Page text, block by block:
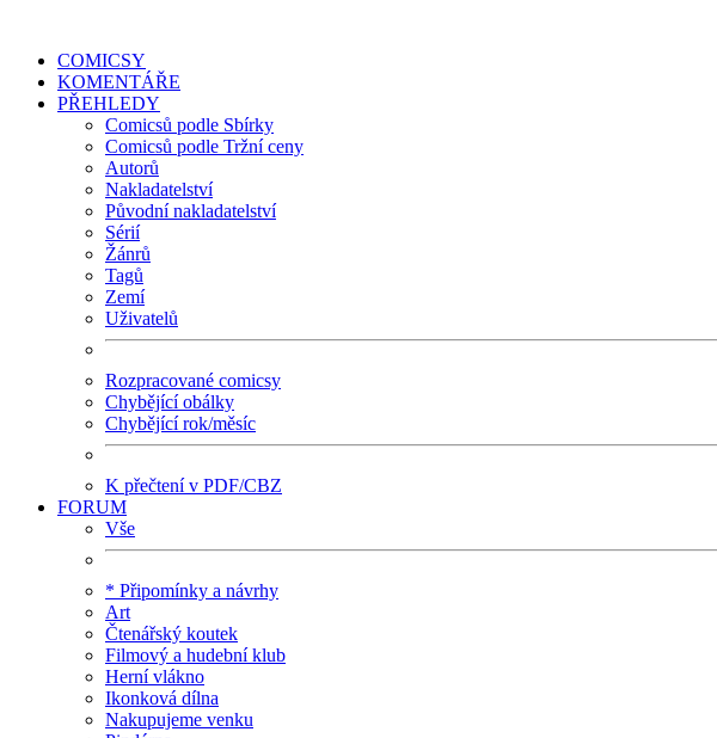
COMICSY
KOMENTÁŘE
PŘEHLEDY
Comicsů podle Sbírky
Comicsů podle Tržní ceny
Autorů
Nakladatelství
Původní nakladatelství
Sérií
Žánrů
Tagů
Zemí
Uživatelů
Rozpracované comicsy
Chybějící obálky
Chybějící rok/měsíc
K přečtení v PDF/CBZ
FORUM
Vše
* Připomínky a návrhy
Art
Čtenářský koutek
Filmový a hudební klub
Herní vlákno
Ikonková dílna
Nakupujeme venku